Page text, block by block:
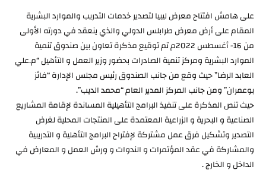
على هامش افتتاح معرض ليبيا لتصدير خدمات التدريب والموارد البشرية
المقام على أرض معرض طرابلس الدولي والذي ينعقد في دورته الأولى
من 16- أغسطس 2022م تم توقيع مذكرة تعاون بين صندوق تنمية
الموارد البشرية ومركز تنمية الصادرات بحضور وزير العمل و التأهيل “م.علي
العابد الرضا” حيث وقع من جانب الصندوق رئيس مجلس الإدارة “فائز
بوعمران” ومن جانب المركز المدير العام “محمد الديب”.
حيث تنص المذكرة على تنفيذ البرامج التأهيلية المساندة لإقامة المشاريع
الصناعية و البحرية و الزراعية المعتمدة على المنتجات المحلية لغرض
التصدير وتشكيل فرق عمل مشتركة لإفتراح البرامج التأهلية و التدريبية
والمشاركة في عقد المؤتمرات و الندوات و ورش العمل و المعارض في
الداخل و الخارج .